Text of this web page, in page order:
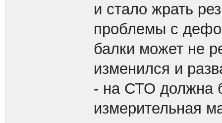
и стало жрать
проблемы с
балки может не
изменился и
- на СТО должна
измерительная